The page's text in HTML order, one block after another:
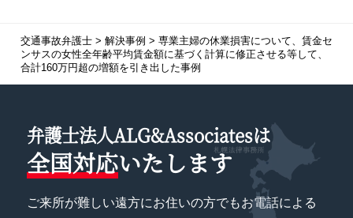
交通事故弁護士> 解決事例 > 専業主婦の休業損害について、賃金セ
ンサスの女性全年齢平均賃金額に基づく計算に修正させる等して、
合計160万円超の増額を引き出した事例
弁護士法人ALG&Associatesは
全国対応いたします
ご来所が難しい遠方にお住いの方でもお電話による